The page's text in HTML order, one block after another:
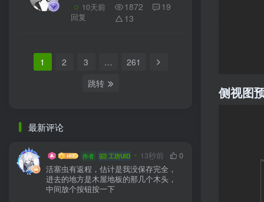
10天前
回复
1872
19
13
1 2 3 …
261
跳转
最新评论
YUYUZI 作者 工坊UID:1016013秒前
0
活塞虫有返程，估计是我没保存完全，
进去的地方是木屋地板的那几个木头，
中间放个按钮按一下
侧视图